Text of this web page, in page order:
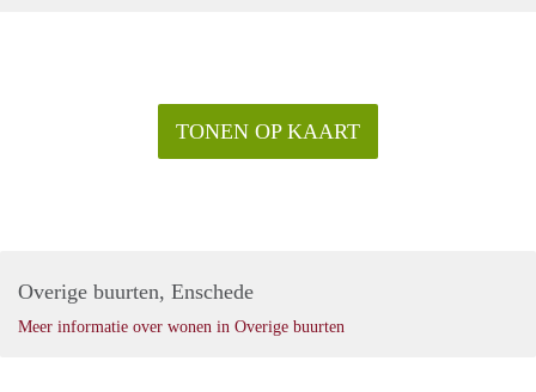
TONEN OP KAART
Overige buurten, Enschede
Meer informatie over wonen in Overige buurten